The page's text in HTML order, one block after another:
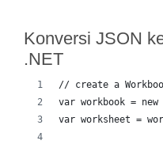
Konversi JSON
.NET
// create a
var workbook = new
var worksheet =